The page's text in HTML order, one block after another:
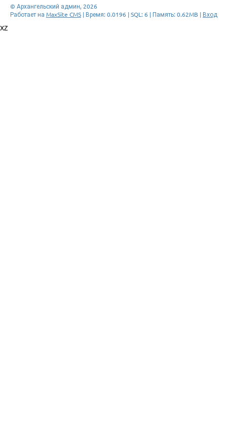
© Архангельский админ, 2026
Работает на MaxSite CMS | Время: 0.0196 | SQL: 6 | Память: 0.62MB | Вход
XZ